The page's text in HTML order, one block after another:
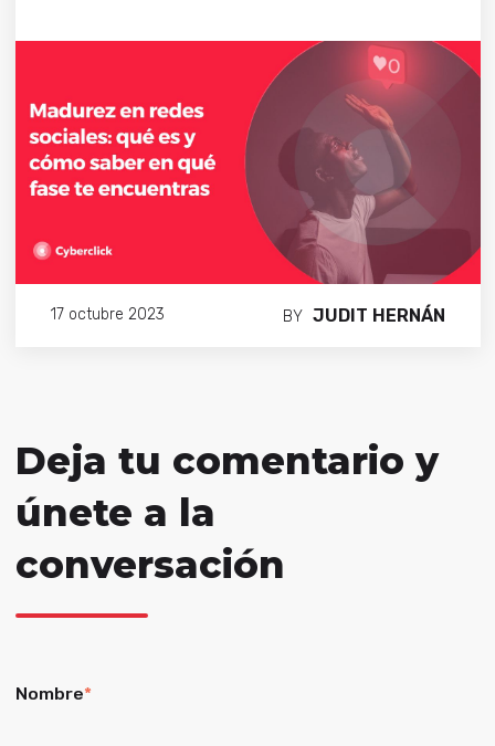
17 octubre 2023 BY JUDIT HERNÁN
Deja tu comentario y
únete a la
conversación
Nombre*